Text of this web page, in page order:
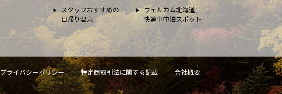
スタッフおすすめの
日帰り温泉
ウェルカム北海道
快適車中泊スポット
プライバシーポリシー 特定商取引法に関する記載 会社概要